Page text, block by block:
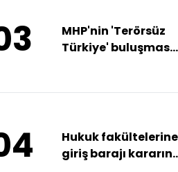
MHP'nin 'Terörsüz
Türkiye' buluşması
Hukuk fakültelerine
giriş barajı